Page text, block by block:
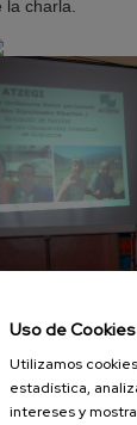
charla.
Uso de Cookies
Utilizamos
estadística,
intereses y